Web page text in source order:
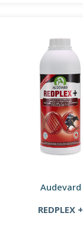
Audevard
REDPLEX +